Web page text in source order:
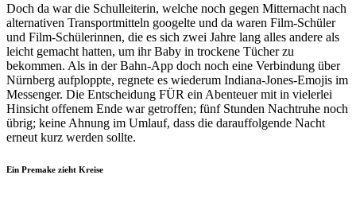
Doch da war die Schulleiterin, welche noch gegen Mitternacht nach
alternativen Transportmitteln googelte und da waren Film-Schüler
und Film-Schülerinnen, die es sich zwei Jahre lang alles andere als
leicht gemacht hatten, um ihr Baby in trockene Tücher zu
bekommen. Als in der Bahn-App doch noch eine Verbindung über
Nürnberg aufploppte, regnete es wiederum Indiana-Jones-Emojis im
Messenger. Die Entscheidung FÜR ein Abenteuer mit in vielerlei
Hinsicht offenem Ende war getroffen; fünf Stunden Nachtruhe noch
übrig; keine Ahnung im Umlauf, dass die darauffolgende Nacht
erneut kurz werden sollte.
Ein Premake zieht Kreise